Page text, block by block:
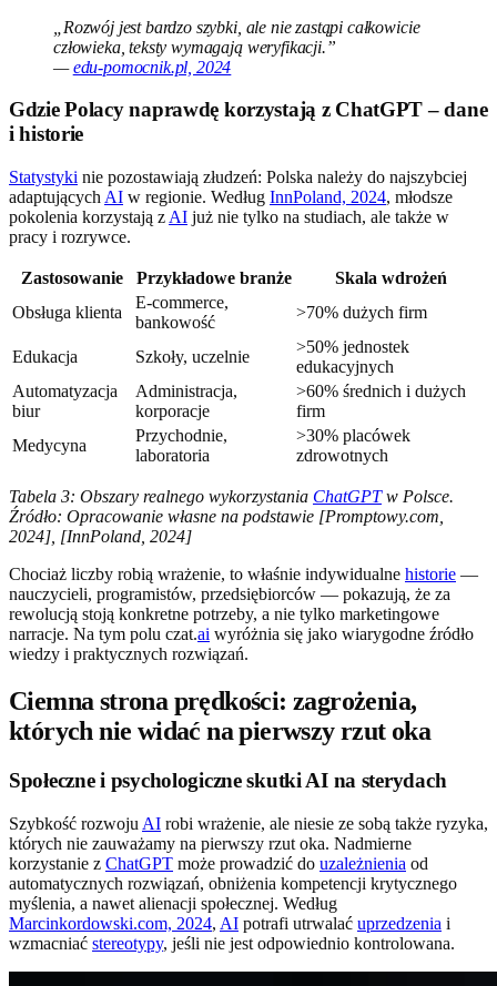
„Rozwój jest bardzo szybki, ale nie zastąpi całkowicie
człowieka, teksty wymagają weryfikacji.”
—edu-pomocnik.pl, 2024
Gdzie Polacy naprawdę korzystają z ChatGPT – dane
i historie
Statystyki nie pozostawiają złudzeń: Polska należy do najszybciej
adaptujących AI w regionie. Według InnPoland, 2024, młodsze
pokolenia korzystają z AI już nie tylko na studiach, ale także w
pracy i rozrywce.
Zastosowanie Przykładowe branże
Skala wdrożeń
Obsługa klienta
E-commerce,
bankowość
>70% dużych firm
Edukacja Szkoły, uczelnie
>50% jednostek
edukacyjnych
Automatyzacja
biur
Administracja,
korporacje
>60% średnich i dużych
firm
Medycyna
Przychodnie,
laboratoria
>30% placówek
zdrowotnych
Tabela 3: Obszary realnego wykorzystania ChatGPTw Polsce.
Źródło: Opracowanie własne na podstawie [Promptowy.com,
2024], [InnPoland, 2024]
Chociaż liczby robią wrażenie, to właśnie indywidualne historie —
nauczycieli, programistów, przedsiębiorców — pokazują, że za
rewolucją stoją konkretne potrzeby, a nie tylko marketingowe
narracje. Na tym polu czat.ai wyróżnia się jako wiarygodne źródło
wiedzy i praktycznych rozwiązań.
Ciemna strona prędkości: zagrożenia,
których nie widać na pierwszy rzut oka
Społeczne i psychologiczne skutki AI na sterydach
Szybkość rozwoju AI robi wrażenie, ale niesie ze sobą także ryzyka,
których nie zauważamy na pierwszy rzut oka. Nadmierne
korzystanie z ChatGPT może prowadzić do uzależnienia od
automatycznych rozwiązań, obniżenia kompetencji krytycznego
myślenia, a nawet alienacji społecznej. Według
Marcinkordowski.com, 2024, AI potrafi utrwalać uprzedzenia i
wzmacniać stereotypy, jeśli nie jest odpowiednio kontrolowana.